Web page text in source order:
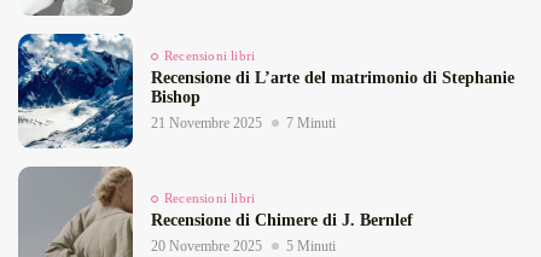
Recensioni libri
Recensione di L’arte del matrimonio di Stephanie
Bishop
21 Novembre 2025 7 Minuti
Recensioni libri
Recensione di Chimere di J. Bernlef
20 Novembre 2025 5 Minuti